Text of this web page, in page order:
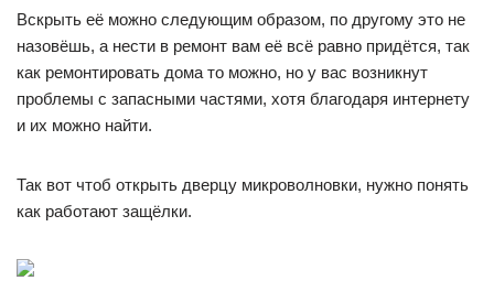
Вскрыть её можно следующим образом, по другому это не
назовёшь, а нести в ремонт вам её всё равно придётся, так
как ремонтировать дома то можно, но у вас возникнут
проблемы с запасными частями, хотя благодаря интернету
и их можно найти.
Так вот чтоб открыть дверцу микроволновки, нужно понять
как работают защёлки.